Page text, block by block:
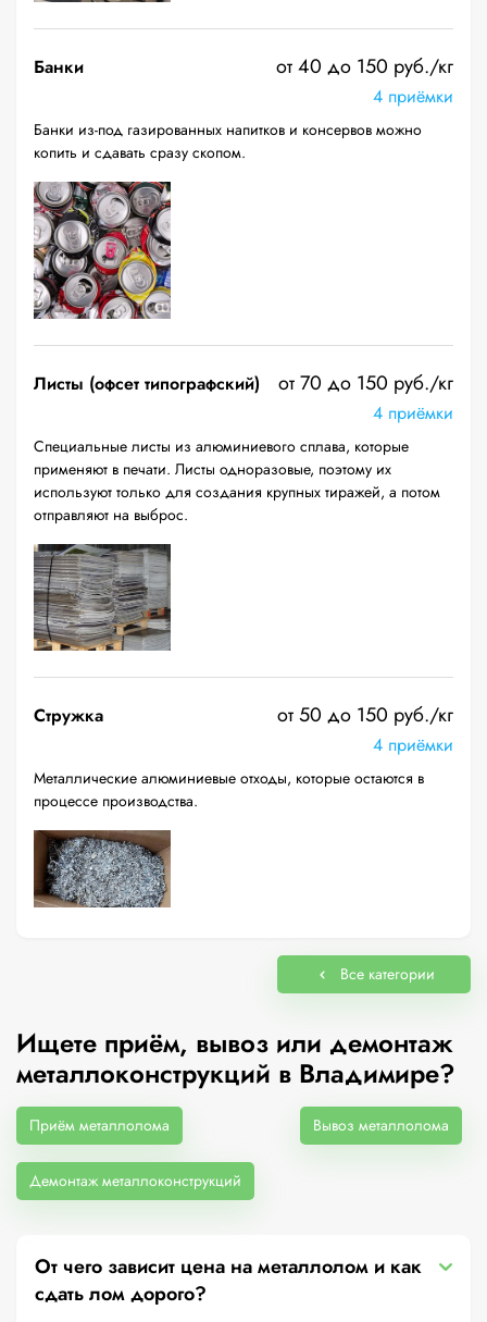
Банки от 40 до 150 руб./кг
4 приёмки
Банки из-под газированных напитков и консервов можно
копить и сдавать сразу скопом.
Листы (офсет типографский) от 70 до 150 руб./кг
4 приёмки
Специальные листы из алюминиевого сплава, которые
применяют в печати. Листы одноразовые, поэтому их
используют только для создания крупных тиражей, а потом
отправляют на выброс.
Стружка от 50 до 150 руб./кг
4 приёмки
Металлические алюминиевые отходы, которые остаются в
процессе производства.
Все категории
Ищете приём, вывоз или демонтаж
металлоконструкций в Владимире?
Приём металлолома Вывоз металлолома
Демонтаж металлоконструкций
От чего зависит цена на металлолом и как
сдать лом дорого?